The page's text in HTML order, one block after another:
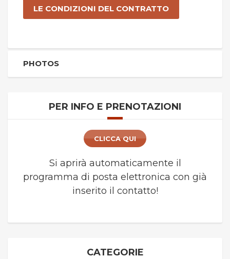
LE CONDIZIONI DEL CONTRATTO
PHOTOS
PER INFO E PRENOTAZIONI
CLICCA QUI
Si aprirà automaticamente il
programma di posta elettronica con già
inserito il contatto!
CATEGORIE